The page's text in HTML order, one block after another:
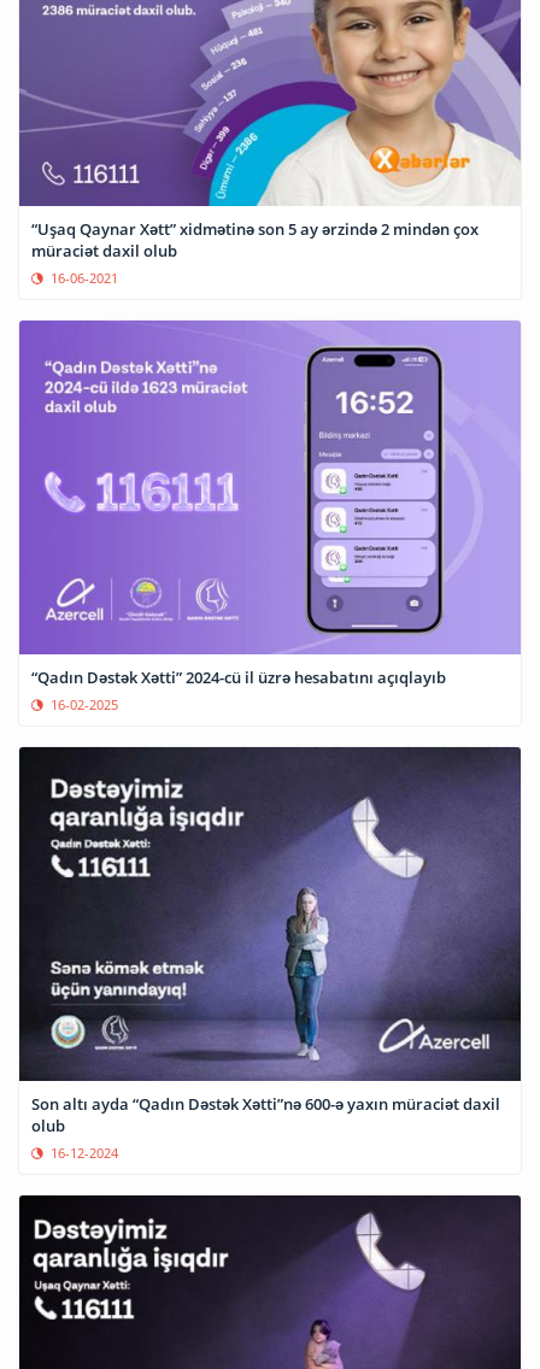
“Uşaq Qaynar Xətt” xidmətinə son 5 ay ərzində 2 mindən çox
müraciət daxil olub
16-06-2021
“Qadın Dəstək Xətti” 2024-cü il üzrə hesabatını açıqlayıb
16-02-2025
Son altı ayda “Qadın Dəstək Xətti”nə 600-ə yaxın müraciət daxil
olub
16-12-2024